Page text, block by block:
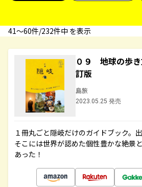
41〜60件/232件中 を表示
０９ 地球の歩
訂版
島旅
2023.05.25 発売
１冊丸ごと隠岐だけのガイドブック。
そこには世界が認めた個性豊かな絶景
あった！